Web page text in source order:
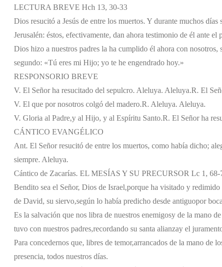
LECTURA BREVE Hch 13, 30-33
Dios resucitó a Jesús de entre los muertos. Y durante muchos
Jerusalén: éstos, efectivamente, dan ahora testimonio de él ante
Dios hizo a nuestros padres la ha cumplido él ahora con nosotros,
segundo: «Tú eres mi Hijo; yo te he engendrado hoy.»
RESPONSORIO BREVE
V. El Señor ha resucitado del sepulcro. Aleluya. Aleluya.R. El
V. El que por nosotros colgó del madero.R. Aleluya. Aleluya.
V. Gloria al Padre,y al Hijo, y al Espíritu Santo.R. El Señor ha
CÁNTICO EVANGÉLICO
Ant. El Señor resucitó de entre los muertos, como había dicho;
siempre. Aleluya.
Cántico de Zacarías. EL MESÍAS Y SU PRECURSOR Lc 1, 68-
Bendito sea el Señor, Dios de Israel,porque ha visitado y redimido
de David, su siervo,según lo había predicho desde antiguopor
Es la salvación que nos libra de nuestros enemigosy de la mano
tuvo con nuestros padres,recordando su santa alianzay el
Para concedernos que, libres de temor,arrancados de la mano de
presencia, todos nuestros días.